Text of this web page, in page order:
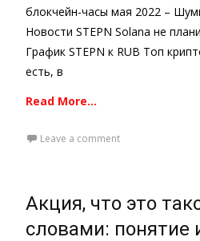
блокчейн-часы мая 2022 –
Новости STEPN Solana не
График STEPN к RUB Топ
есть, в
Read More…
Leave a comment
Акция, что это
словами: понятие